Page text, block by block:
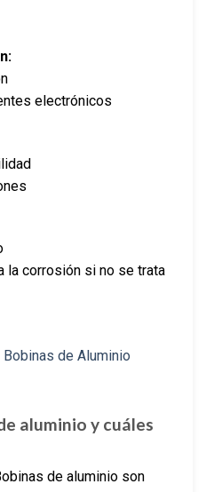
electrónicos
la corrosión si no se trata
aluminio y cuáles
de aluminio son